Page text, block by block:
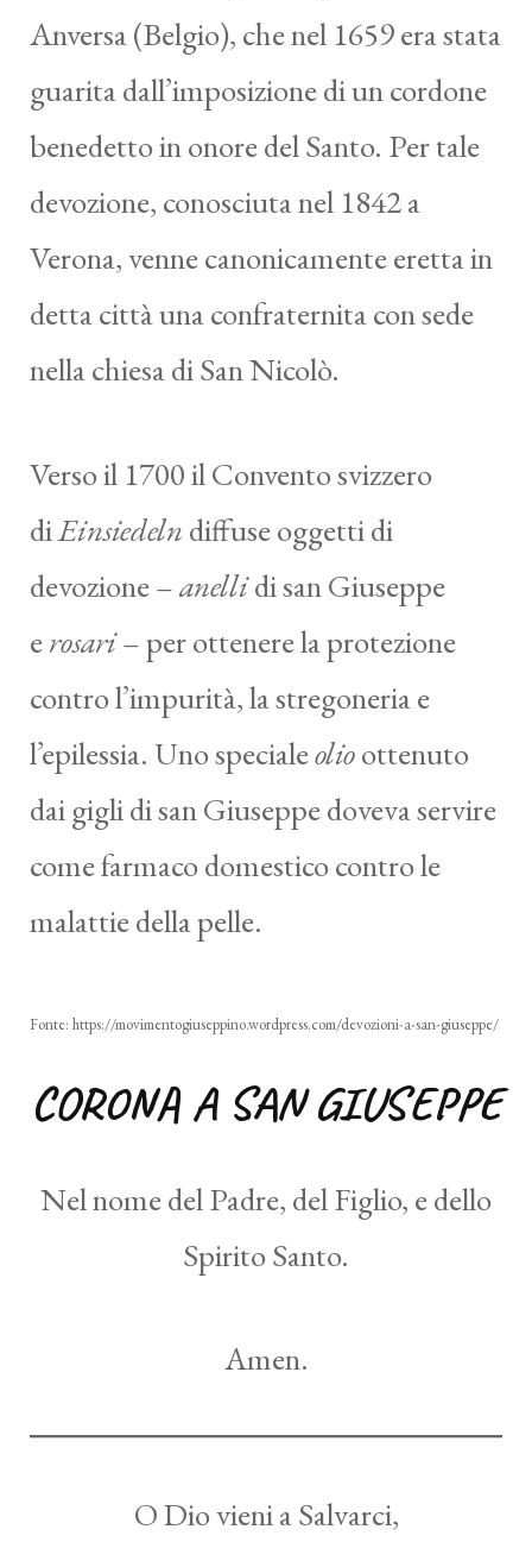
Anversa (Belgio), che nel 1659 era stata
guarita dall’imposizione di un cordone
benedetto in onore del Santo. Per tale
devozione, conosciuta nel 1842 a
Verona, venne canonicamente eretta in
detta città una confraternita con sede
nella chiesa di San Nicolò.
Verso il 1700 il Convento svizzero
diEinsiedeln diffuse oggetti di
devozione –anellidi san Giuseppe
erosari– per ottenere la protezione
contro l’impurità, la stregoneria e
l’epilessia. Uno specialeolioottenuto
dai gigli di san Giuseppe doveva servire
come farmaco domestico contro le
malattie della pelle.
Fonte: https://movimentogiuseppino.wordpress.com/devozioni-a-san-giuseppe/
CORONA A SAN GIUSEPPE
Nel nome del Padre, del Figlio, e dello
Spirito Santo.
Amen.
O Dio vieni a Salvarci,